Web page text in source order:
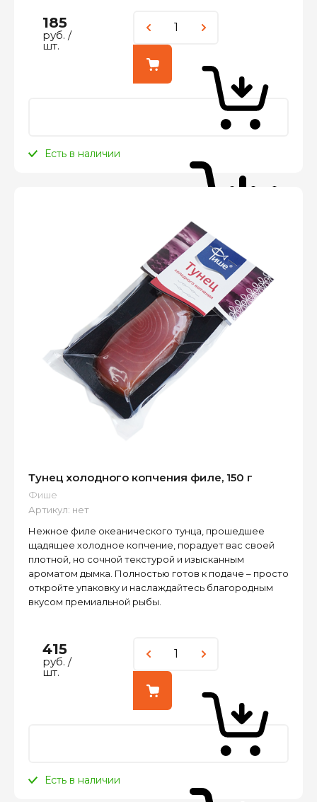
185
руб. /
шт.
Есть в наличии
Тунец холодного копчения филе, 150 г
Фише
Артикул: нет
Нежное филе океанического тунца, прошедшее
щадящее холодное копчение, порадует вас своей
плотной, но сочной текстурой и изысканным
ароматом дымка. Полностью готов к подаче – просто
откройте упаковку и наслаждайтесь благородным
вкусом премиальной рыбы.
415
руб. /
шт.
Есть в наличии